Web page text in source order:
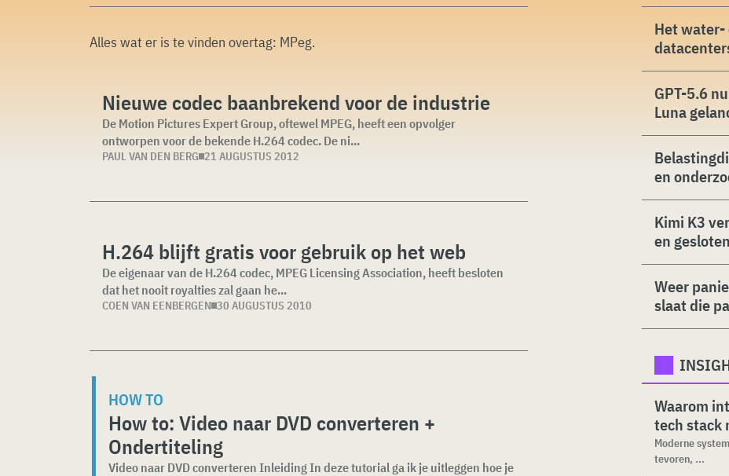
Alles wat er is te vinden overtag: MPeg.
Nieuwe codec baanbrekend voor de industrie
De Motion Pictures Expert Group, oftewel MPEG, heeft een opvolger
ontworpen voor de bekende H.264 codec. De ni...
PAUL VAN DEN BERG 21 AUGUSTUS 2012
H.264 blijft gratis voor gebruik op het web
De eigenaar van de H.264 codec, MPEG Licensing Association, heeft besloten
dat het nooit royalties zal gaan he...
COEN VAN EENBERGEN 30 AUGUSTUS 2010
HOW TO
How to: Video naar DVD converteren +
Ondertiteling
Video naar DVD converteren Inleiding In deze tutorial ga ik je uitleggen hoe je
Het
GPT-5.6
Luna
en
Kimi K3
en
Weer
slaat die
Waarom
tech stack
Moderne
tevoren, ...